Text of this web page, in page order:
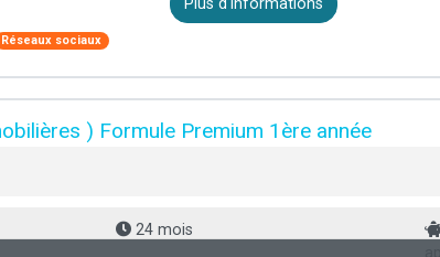
Plus d'informations
Réseaux sociaux
) Formule Premium 1ère année
24 mois